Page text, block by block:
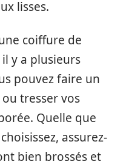
lisses.
coiffure de
y a plusieurs
pouvez faire un
tresser vos
Quelle que
assurez-
bien brossés et